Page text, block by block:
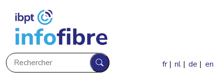
Rechercher
Rechercher
fr nl de en